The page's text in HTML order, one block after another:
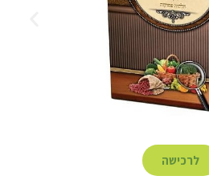
לרכישה